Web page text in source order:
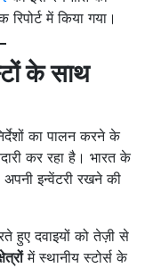
रिपोर्ट में किया गया।
के साथ
का पालन करने के
कर रहा है। भारत के
अपनी इन्वेंटरी रखने की
हुए दवाइयों को तेज़ी से
में स्थानीय स्टोर्स के